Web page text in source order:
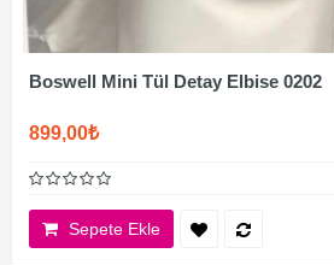
Boswell Mini Tül Detay Elbise 0202
899,00₺
Sepete Ekle